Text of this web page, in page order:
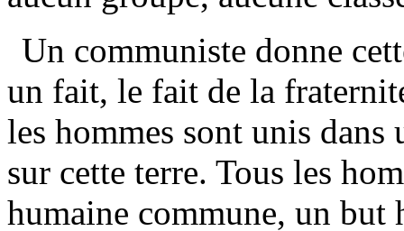
Un communiste donne
un fait, le fait de la
les hommes sont unis
sur cette terre. Tous les
humaine commune, un but